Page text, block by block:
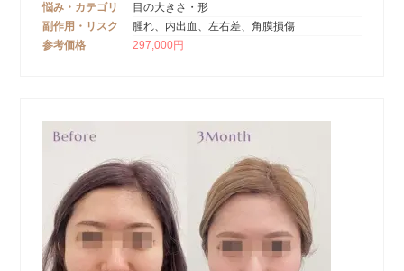
悩み・カテゴリ
目の大きさ・形
副作用・リスク
腫れ、内出血、左右差、角膜損傷
参考価格
297,000円